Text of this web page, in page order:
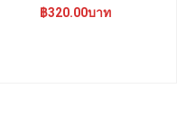
฿320.00บาท